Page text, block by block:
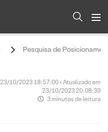
Pesquisa de
23/10/2023 18:57:00 • Atualizado em
23/10/2023 20:08:39
3 minutos de leitura